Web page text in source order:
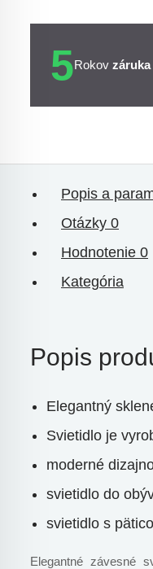
5Rokov záruka
Popis a
Otázky 0
Hodnotenie 0
Kategória
Popis
Elegantný
Svietidlo je
moderné
svietidlo do
svietidlo s
Elegantné závesné